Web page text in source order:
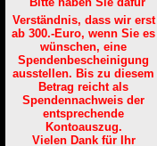
Verständnis, dass wir erst
ab 300.-Euro, wenn Sie es
wünschen, eine
Spendenbescheinigung
ausstellen. Bis zu diesem
Betrag reicht als
Spendennachweis der
entsprechende
Kontoauszug.
Vielen Dank für Ihr